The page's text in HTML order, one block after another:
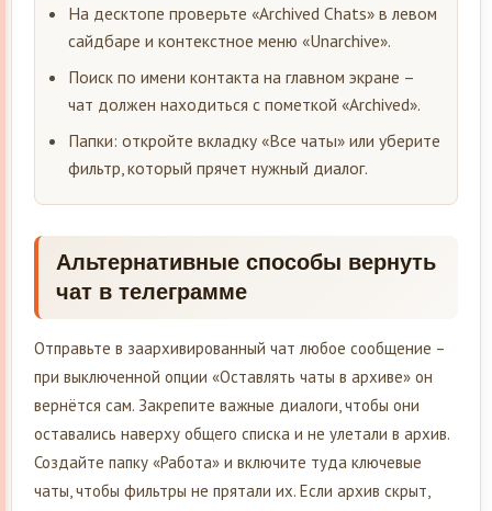
На десктопе проверьте «Archived Chats» в левом
сайдбаре и контекстное меню «Unarchive».
Поиск по имени контакта на главном экране –
чат должен находиться с пометкой «Archived».
Папки: откройте вкладку «Все чаты» или уберите
фильтр, который прячет нужный диалог.
Альтернативные способы вернуть
чат в телеграмме
Отправьте в заархивированный чат любое сообщение –
при выключенной опции «Оставлять чаты в архиве» он
вернётся сам. Закрепите важные диалоги, чтобы они
оставались наверху общего списка и не улетали в архив.
Создайте папку «Работа» и включите туда ключевые
чаты, чтобы фильтры не прятали их. Если архив скрыт,